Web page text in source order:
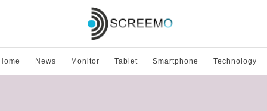
Home News Monitor Tablet Smartphone Technology